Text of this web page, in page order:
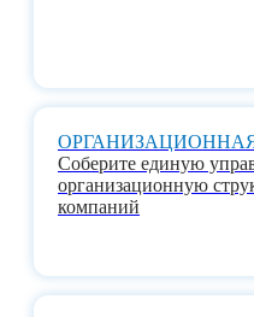
Соберите единую
организационную
компаний